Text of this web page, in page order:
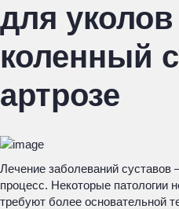
для
коленный
артрозе
Лечение заболеваний
процесс. Некоторые патологии
требуют более основательной